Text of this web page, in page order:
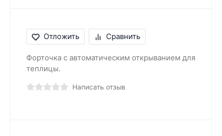
Отложить Сравнить
Форточка с автоматическим открыванием для
теплицы.
Написать отзыв